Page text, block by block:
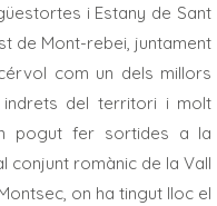
i Estany de Sant
de Mont-rebei, juntament
com un dels millors
del territori i molt
pogut fer sortides a la
conjunt romànic de la Vall
on ha tingut lloc el